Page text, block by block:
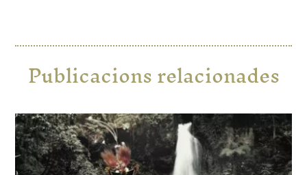
Publicacions relacionades